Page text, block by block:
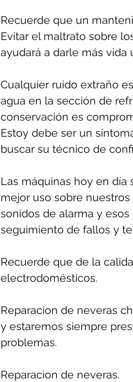
Recuerde que un
Evitar el maltrato sobre
ayudará a darle más vida
Cualquier ruido extraño
agua en la sección de
conservación es
Estoy debe ser un
buscar su técnico de
Las máquinas hoy en
mejor uso sobre
sonidos de alarma y
seguimiento de fallos y
Recuerde que de la
electrodomésticos.
Reparacion de neveras
y estaremos siempre
problemas.
Reparacion de neveras.